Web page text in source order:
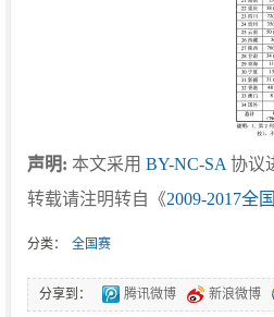
声明: 本文采用 BY-NC-SA 协议
转载请注明转自《2009-2017全
分类： 全国赛
分享到： 腾讯微博 新浪微博